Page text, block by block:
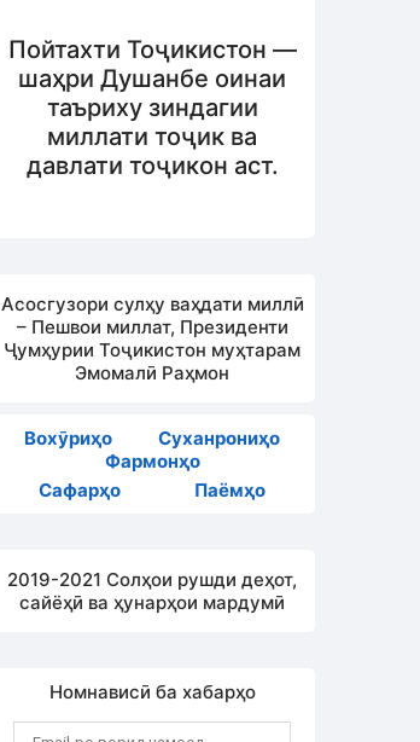
Пойтахти Тоҷикистон —
шаҳри Душанбе оинаи
таъриху зиндагии
миллати тоҷик ва
давлати тоҷикон аст.
Асосгузори сулҳу ваҳдати миллӣ
– Пешвои миллат, Президенти
Ҷумҳурии Тоҷикистон муҳтарам
Эмомалӣ Раҳмон
Вохӯриҳо
Суханрониҳо
Фармонҳо
Сафарҳо
Паёмҳо
2019-2021 Солҳои рушди деҳот,
сайёҳӣ ва ҳунарҳои мардумӣ
Номнависӣ ба хабарҳо